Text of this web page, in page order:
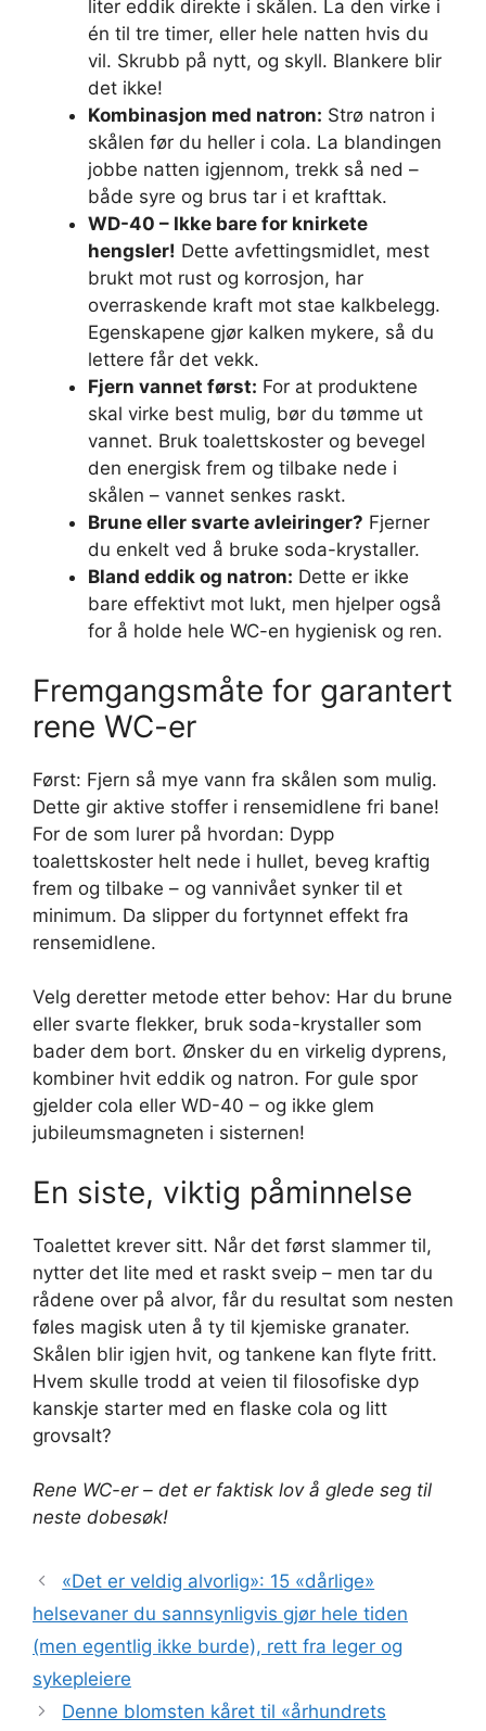
liter eddik direkte i skålen. La den virke i
én til tre timer, eller hele natten hvis du
vil. Skrubb på nytt, og skyll. Blankere blir
det ikke!
Kombinasjon med natron: Strø natron i
skålen før du heller i cola. La blandingen
jobbe natten igjennom, trekk så ned –
både syre og brus tar i et krafttak.
WD-40 – Ikke bare for knirkete
hengsler! Dette avfettingsmidlet, mest
brukt mot rust og korrosjon, har
overraskende kraft mot stae kalkbelegg.
Egenskapene gjør kalken mykere, så du
lettere får det vekk.
Fjern vannet først: For at produktene
skal virke best mulig, bør du tømme ut
vannet. Bruk toalettskoster og bevegel
den energisk frem og tilbake nede i
skålen – vannet senkes raskt.
Brune eller svarte avleiringer? Fjerner
du enkelt ved å bruke soda-krystaller.
Bland eddik og natron: Dette er ikke
bare effektivt mot lukt, men hjelper også
for å holde hele WC-en hygienisk og ren.
Fremgangsmåte for garantert
rene WC-er
Først: Fjern så mye vann fra skålen som mulig.
Dette gir aktive stoffer i rensemidlene fri bane!
For de som lurer på hvordan: Dypp
toalettskoster helt nede i hullet, beveg kraftig
frem og tilbake – og vannivået synker til et
minimum. Da slipper du fortynnet effekt fra
rensemidlene.
Velg deretter metode etter behov: Har du brune
eller svarte flekker, bruk soda-krystaller som
bader dem bort. Ønsker du en virkelig dyprens,
kombiner hvit eddik og natron. For gule spor
gjelder cola eller WD-40 – og ikke glem
jubileumsmagneten i sisternen!
En siste, viktig påminnelse
Toalettet krever sitt. Når det først slammer til,
nytter det lite med et raskt sveip – men tar du
rådene over på alvor, får du resultat som nesten
føles magisk uten å ty til kjemiske granater.
Skålen blir igjen hvit, og tankene kan flyte fritt.
Hvem skulle trodd at veien til filosofiske dyp
kanskje starter med en flaske cola og litt
grovsalt?
Rene WC-er – det er faktisk lov å glede seg til
neste dobesøk!
«Det er veldig alvorlig»: 15 «dårlige»
helsevaner du sannsynligvis gjør hele tiden
(men egentlig ikke burde), rett fra leger og
sykepleiere
Denne blomsten kåret til «århundrets